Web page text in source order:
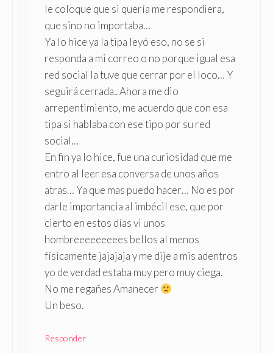
le coloque que si quería me respondiera,
que sino no importaba…
Ya lo hice ya la tipa leyó eso, no se si
responda a mi correo o no porque igual esa
red social la tuve que cerrar por el loco… Y
seguirá cerrada.. Ahora me dio
arrepentimiento, me acuerdo que con esa
tipa si hablaba con ese tipo por su red
social…
En fin ya lo hice, fue una curiosidad que me
entro al leer esa conversa de unos años
atras… Ya que mas puedo hacer… No es por
darle importancia al imbécil ese, que por
cierto en estos días vi unos
hombreeeeeeeees bellos al menos
físicamente jajajaja y me dije a mis adentros
yo de verdad estaba muy pero muy ciega.
No me regañes Amanecer
Un beso.
Responder